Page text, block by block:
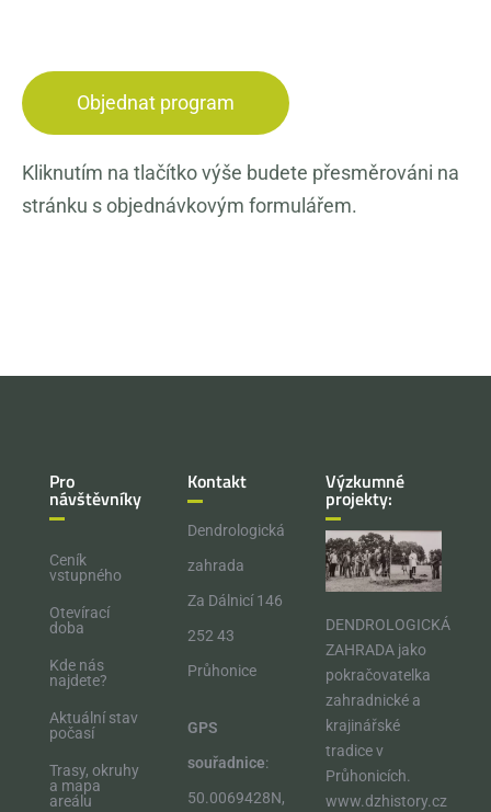
Objednat program
Kliknutím na tlačítko výše budete přesměrováni na
stránku s objednávkovým formulářem.
Pro
návštěvníky
Ceník
vstupného
Otevírací
doba
Kde nás
najdete?
Aktuální stav
počasí
Trasy, okruhy
a mapa
areálu
Kontakt
Dendrologická
zahrada
Za Dálnicí 146
252 43
Průhonice
GPS
souřadnice:
50.0069428N,
Výzkumné
projekty:
DENDROLOGICKÁ
ZAHRADA jako
pokračovatelka
zahradnické a
krajinářské
tradice v
Průhonicích.​
www.dzhistory.cz